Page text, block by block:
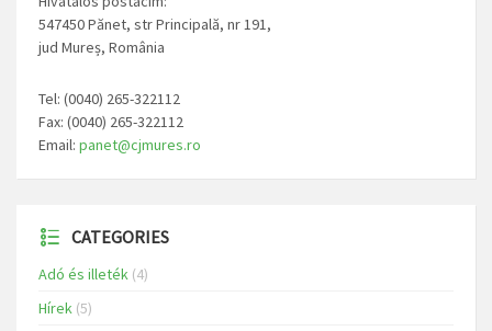
547450 Pănet, str Principală, nr 191,
jud Mureș, România
Tel: (0040) 265-322112
Fax: (0040) 265-322112
Email: panet@cjmures.ro
CATEGORIES
Adó és illeték (4)
Hírek (5)